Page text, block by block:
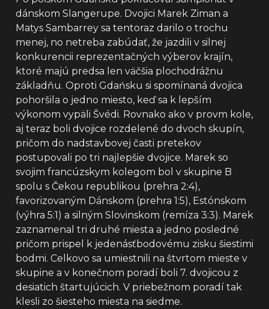
dánskom Slangerupe. Dvojici Marek Ziman a
Matys Sambarrey sa tentoraz darilo o trochu
menej, no netreba zabúdať, že jazdili v silnej
konkurencii reprezentačných výberov krajín,
ktoré majú predsa len väčšia plochodrážnu
základňu. Oproti Gdańsku si spomínaná dvojica
pohoršila o jedno miesto, keď sa k lepším
výkonom vypäli Švédi. Rovnako ako v provm kole,
aj teraz boli dvojice rozdelené do dvoch skupín,
pričom do nadstavbovej časti pretekov
postupovali po tri najlepšie dvojice. Marek so
svojim francúzskym kolegom bol v skupine B
spolu s Čekou republikou (prehra 2:4),
favorizovaným Dánskom (prehra 1:5), Estónskom
(výhra 5:1) a silným Slovinskom (remíza 3:3). Marek
zaznamenal tri druhé miesta a jedno posledné
pričom prispel k jedenásťbodovému zisku šiestimi
bodmi. Celkovo sa umiestnili na štvrtom mieste v
skupine a v konečnom poradí boli 7. dvojicou z
desiatich štartujúcich. V priebežnom poradí tak
klesli zo šiesteho miesta na siedme.